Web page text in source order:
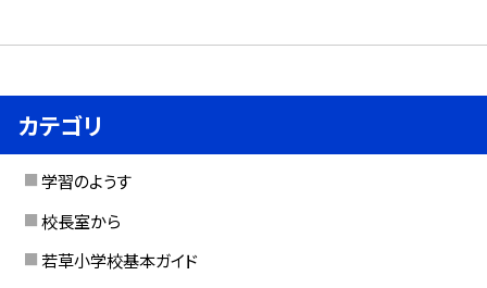
カテゴリ
学習のようす
校長室から
若草小学校基本ガイド